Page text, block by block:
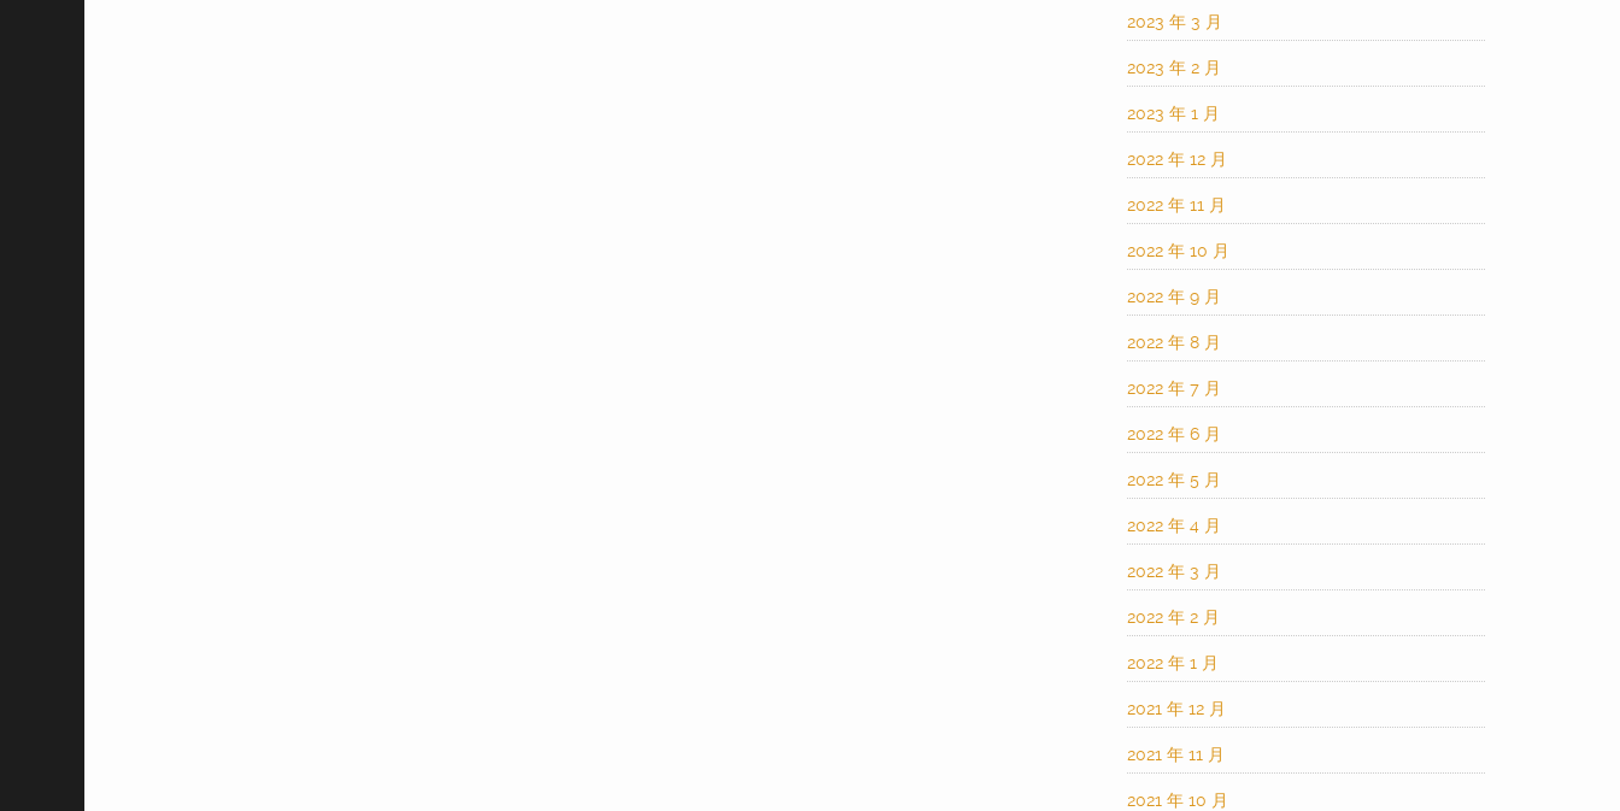
2023 年 3 月
2023 年 2 月
2023 年 1 月
2022 年 12 月
2022 年 11 月
2022 年 10 月
2022 年 9 月
2022 年 8 月
2022 年 7 月
2022 年 6 月
2022 年 5 月
2022 年 4 月
2022 年 3 月
2022 年 2 月
2022 年 1 月
2021 年 12 月
2021 年 11 月
2021 年 10 月